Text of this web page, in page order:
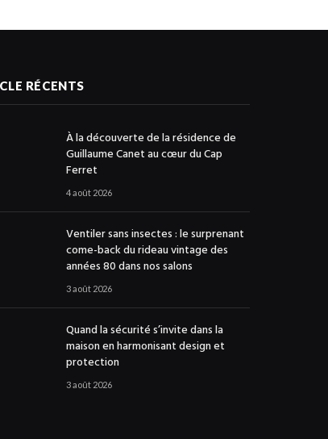
RÉCENTS
À la découverte de la résidence de
Guillaume Canet au cœur du Cap
Ferret
4 août 2026
Ventiler sans insectes : le surprenant
come-back du rideau vintage des
années 80 dans nos salons
3 août 2026
Quand la sécurité s’invite dans la
maison en harmonisant design et
protection
3 août 2026